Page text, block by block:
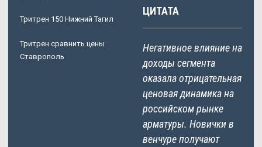
Тритрен 150 Нижний Тагил
Тритрен сравнить цены
Ставрополь
ЦИТАТА
Негативное влияние на
доходы сегмента
оказала отрицательная
ценовая динамика на
российском рынке
арматуры. Новички в
венчуре получают